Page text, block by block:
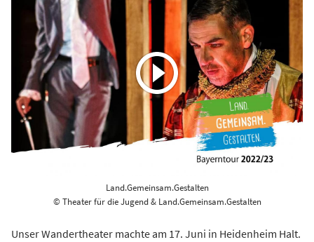
Land.Gemeinsam.Gestalten
© Theater für die Jugend & Land.Gemeinsam.Gestalten
Unser Wandertheater machte am 17. Juni in Heidenheim Halt.